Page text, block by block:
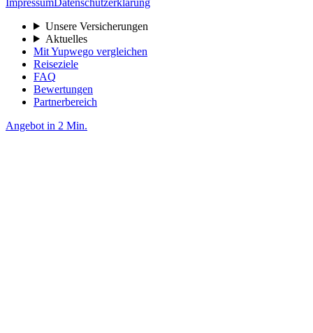
Unsere Versicherungen
Aktuelles
Mit Yupwego vergleichen
Reiseziele
FAQ
Bewertungen
Partnerbereich
Angebot in 2 Min.